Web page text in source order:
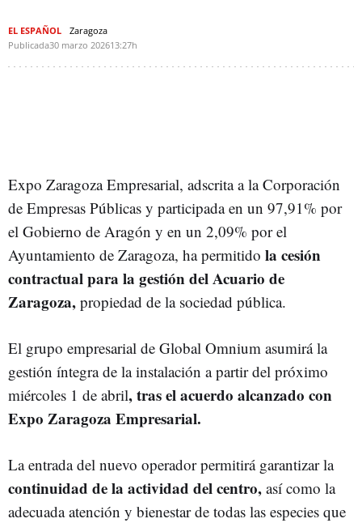
EL ESPAÑOL
Zaragoza
Publicada30 marzo 202613:27h
Expo Zaragoza Empresarial, adscrita a la Corporación
de Empresas Públicas y participada en un 97,91% por
el Gobierno de Aragón y en un 2,09% por el
Ayuntamiento de Zaragoza, ha permitido la cesión
contractual para la gestión del Acuario de
Zaragoza, propiedad de la sociedad pública.
El grupo empresarial de Global Omnium asumirá la
gestión íntegra de la instalación a partir del próximo
miércoles 1 de abril, tras el acuerdo alcanzado con
Expo Zaragoza Empresarial.
La entrada del nuevo operador permitirá garantizar la
continuidad de la actividad del centro, así como la
adecuada atención y bienestar de todas las especies que